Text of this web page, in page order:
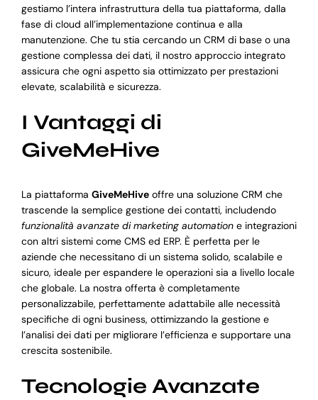
gestiamo l’intera infrastruttura della tua piattaforma, dalla
fase di cloud all’implementazione continua e alla
manutenzione. Che tu stia cercando un CRM di base o una
gestione complessa dei dati, il nostro approccio integrato
assicura che ogni aspetto sia ottimizzato per prestazioni
elevate, scalabilità e sicurezza.
I Vantaggi di
GiveMeHive
La piattaforma GiveMeHiveoffre una soluzione CRM che
trascende la semplice gestione dei contatti, includendo
funzionalità avanzate di marketing automatione integrazioni
con altri sistemi come CMS ed ERP. È perfetta per le
aziende che necessitano di un sistema solido, scalabile e
sicuro, ideale per espandere le operazioni sia a livello locale
che globale. La nostra offerta è completamente
personalizzabile, perfettamente adattabile alle necessità
specifiche di ogni business, ottimizzando la gestione e
l’analisi dei dati per migliorare l’efficienza e supportare una
crescita sostenibile.
Tecnologie Avanzate